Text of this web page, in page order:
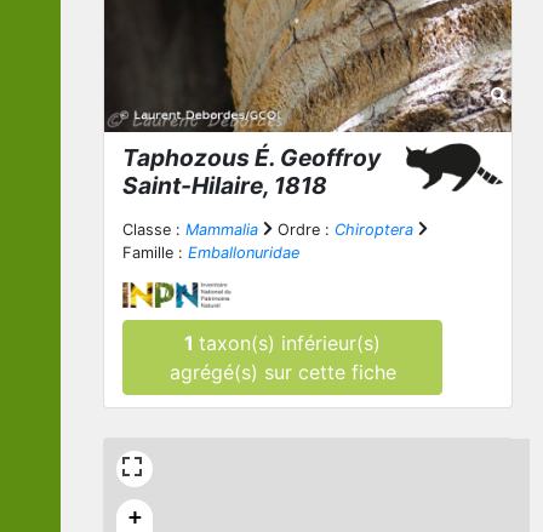
Taphozous É. Geoffroy
Saint-Hilaire, 1818
Classe : Mammalia Ordre : Chiroptera
Famille : Emballonuridae
1taxon(s) inférieur(s)
agrégé(s) sur cette fiche
+